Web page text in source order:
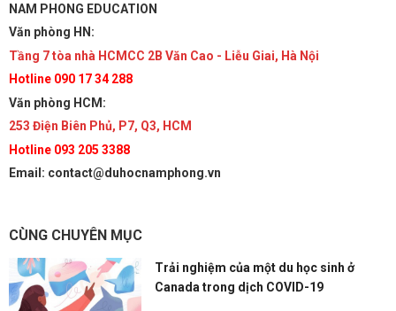
NAM PHONG EDUCATION
Văn phòng HN:
Tầng 7 tòa nhà HCMCC 2B Văn Cao - Liễu Giai, Hà Nội
Hotline 090 17 34 288
Văn phòng HCM:
253 Điện Biên Phủ, P7, Q3, HCM
Hotline 093 205 3388
Email: contact@duhocnamphong.vn
CÙNG CHUYÊN MỤC
Trải nghiệm của một du học sinh ở
Canada trong dịch COVID-19